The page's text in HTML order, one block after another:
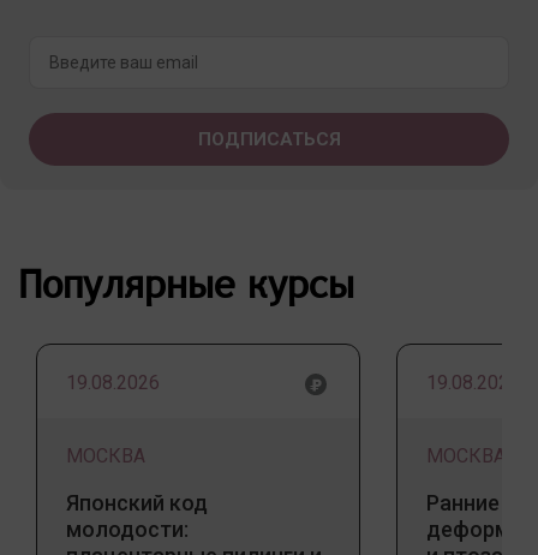
Популярные курсы
19.08.2026
МОСКВА
Японский код
молодости:
19.08.2026
МОСКВА
Ранние